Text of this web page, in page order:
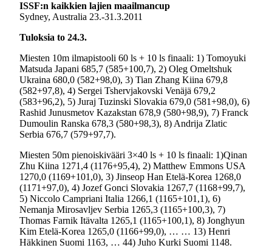
ISSF:n kaikkien lajien maailmancup
Sydney, Australia 23.-31.3.2011
Tuloksia to 24.3.
Miesten 10m ilmapistooli 60 ls + 10 ls finaali: 1) Tomoyuki
Matsuda Japani 685,7 (585+100,7), 2) Oleg Omeltshuk
Ukraina 680,0 (582+98,0), 3) Tian Zhang Kiina 679,8
(582+97,8), 4) Sergei Tshervjakovski Venäjä 679,2
(583+96,2), 5) Juraj Tuzinski Slovakia 679,0 (581+98,0), 6)
Rashid Junusmetov Kazakstan 678,9 (580+98,9), 7) Franck
Dumoulin Ranska 678,3 (580+98,3), 8) Andrija Zlatic
Serbia 676,7 (579+97,7).
Miesten 50m pienoiskivääri 3×40 ls + 10 ls finaali: 1)Qinan
Zhu Kiina 1271,4 (1176+95,4), 2) Matthew Emmons USA
1270,0 (1169+101,0), 3) Jinseop Han Etelä-Korea 1268,0
(1171+97,0), 4) Jozef Gonci Slovakia 1267,7 (1168+99,7),
5) Niccolo Campriani Italia 1266,1 (1165+101,1), 6)
Nemanja Mirosavljev Serbia 1265,3 (1165+100,3), 7)
Thomas Farnik Itävalta 1265,1 (1165+100,1), 8) Jonghyun
Kim Etelä-Korea 1265,0 (1166+99,0), … … 13) Henri
Häkkinen Suomi 1163, … 44) Juho Kurki Suomi 1148.